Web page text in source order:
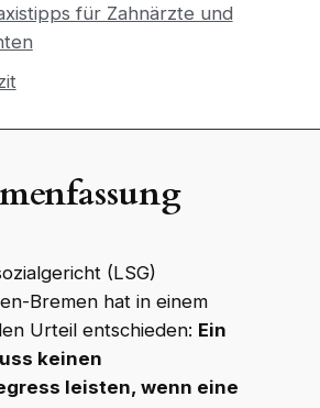
für Zahnärzte und
(LSG)
Bremen hat in einem
Urteil entschieden: Ein
keinen
leisten, wenn eine